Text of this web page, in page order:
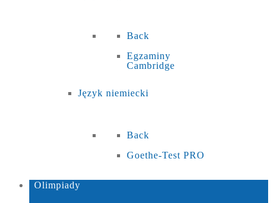
Back
Egzaminy
Cambridge
Język niemiecki
Back
Goethe-Test PRO
Olimpiady